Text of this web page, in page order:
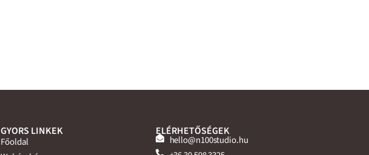
GYORS LINKEK
Főoldal
ELÉRHETŐSÉGEK
hello@n100studio.hu